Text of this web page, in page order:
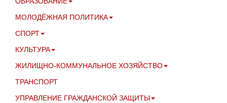
МОЛОДЁЖНАЯ ПОЛИТИКА
СПОРТ
КУЛЬТУРА
ЖИЛИЩНО-КОММУНАЛЬНОЕ ХОЗЯЙСТВО
ТРАНСПОРТ
УПРАВЛЕНИЕ ГРАЖДАНСКОЙ ЗАЩИТЫ